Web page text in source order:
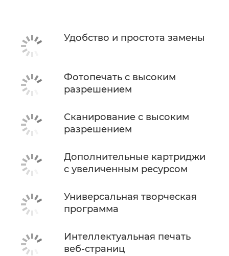
Удобство и простота замены
Фотопечать с высоким
разрешением
Сканирование с высоким
разрешением
Дополнительные картриджи
с увеличенным ресурсом
Универсальная творческая
программа
Интеллектуальная печать
веб-страниц